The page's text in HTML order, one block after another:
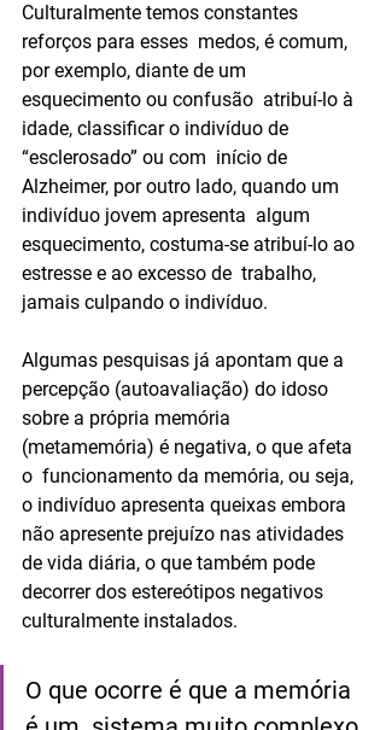
Culturalmente temos constantes
reforços para esses  medos, é comum,
por exemplo, diante de um
esquecimento ou confusão  atribuí-lo à
idade, classificar o indivíduo de
“esclerosado” ou com  início de
Alzheimer, por outro lado, quando um
indivíduo jovem apresenta  algum
esquecimento, costuma-se atribuí-lo ao
estresse e ao excesso de  trabalho,
jamais culpando o indivíduo.
Algumas pesquisas já apontam que a
percepção (autoavaliação) do idoso
sobre a própria memória
(metamemória) é negativa, o que afeta
o  funcionamento da memória, ou seja,
o indivíduo apresenta queixas embora
não apresente prejuízo nas atividades
de vida diária, o que também pode
decorrer dos estereótipos negativos
culturalmente instalados.
O que ocorre é que a memória